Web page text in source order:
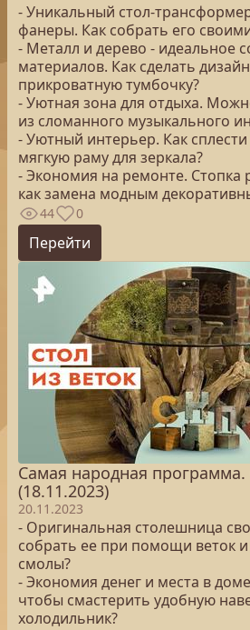
- Уникальный стол-
фанеры. Как собрать его
- Металл и дерево - идеальное
материалов. Как сделать
прикроватную тумбочку?
- Уютная зона для отдыха.
из сломанного музыкального
- Уютный интерьер. Как
мягкую раму для зеркала?
- Экономия на ремонте. Стопка
как замена модным
44 0
Перейти
Самая народная программа.
(18.11.2023)
20.11.2023
- Оригинальная столешница
собрать ее при помощи веток
смолы?
- Экономия денег и места в
чтобы смастерить удобную
холодильник?